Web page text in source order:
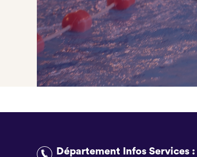
Département Infos Services :